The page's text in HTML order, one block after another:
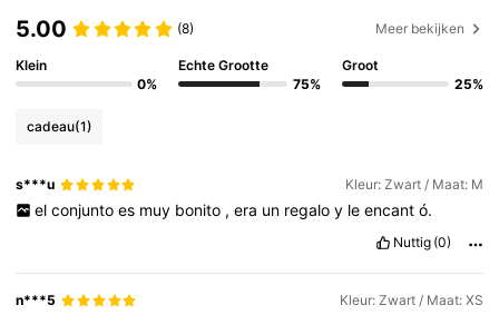
5.00 (8) Meer bekijken
Klein
0%
Echte Grootte
75%
Groot
25%
cadeau(1)
s***u Kleur: Zwart / Maat: M
el conjunto es muy bonito , era un regalo y le encant ó.
Nuttig (0)
n***5 Kleur: Zwart / Maat: XS